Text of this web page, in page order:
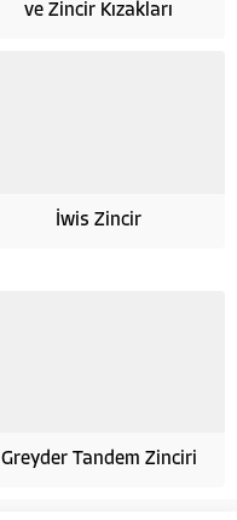
ve Zincir Kızakları
İwis Zincir
Greyder Tandem Zinciri